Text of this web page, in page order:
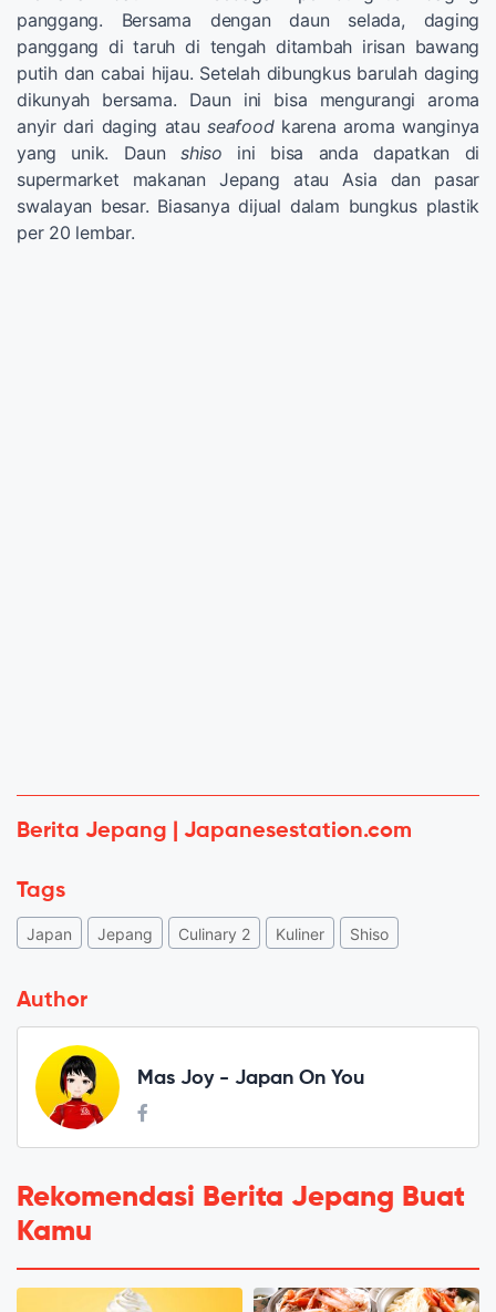
panggang. Bersama dengan daun selada, daging
panggang di taruh di tengah ditambah irisan bawang
putih dan cabai hijau. Setelah dibungkus barulah daging
dikunyah bersama. Daun ini bisa mengurangi aroma
anyir dari daging atauseafoodkarena aroma wanginya
yang unik. Daunshiso ini bisa anda dapatkan di
supermarket makanan Jepang atau Asia dan pasar
swalayan besar. Biasanya dijual dalam bungkus plastik
per 20 lembar.
Berita Jepang | Japanesestation.com
Tags
Japan Jepang Culinary 2 Kuliner Shiso
Author
Mas Joy - Japan On You
Rekomendasi Berita Jepang Buat
Kamu